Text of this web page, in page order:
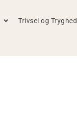
Trivsel og Tryghed